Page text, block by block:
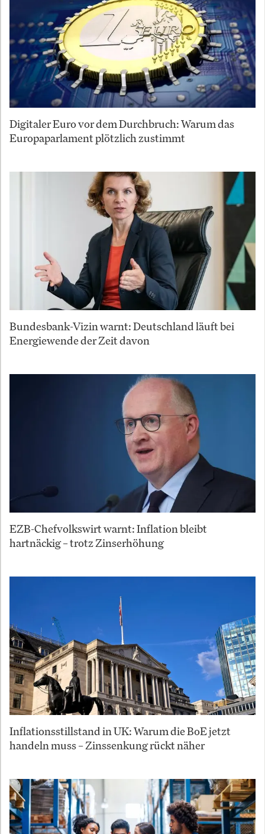
Digitaler Euro vor dem Durchbruch: Warum das
Europaparlament plötzlich zustimmt
Bundesbank-Vizin warnt: Deutschland läuft bei
Energiewende der Zeit davon
EZB-Chefvolkswirt warnt: Inflation bleibt
hartnäckig – trotz Zinserhöhung
Inflationsstillstand in UK: Warum die BoE jetzt
handeln muss – Zinssenkung rückt näher